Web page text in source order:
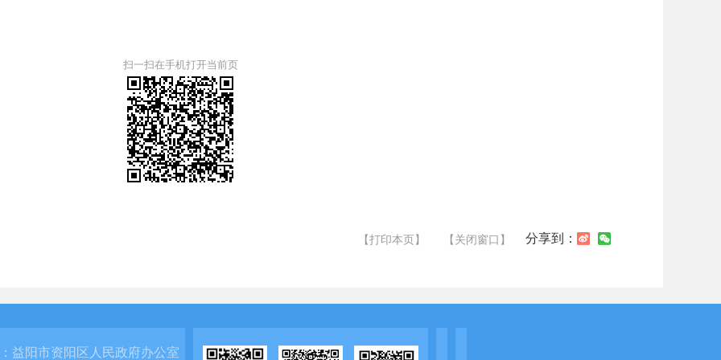
扫一扫在手机打开当前页
【打印本页】 【关闭窗口】 分享到：
益阳市资阳区人民政府办公室